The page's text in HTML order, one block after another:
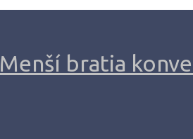
Menší bratia